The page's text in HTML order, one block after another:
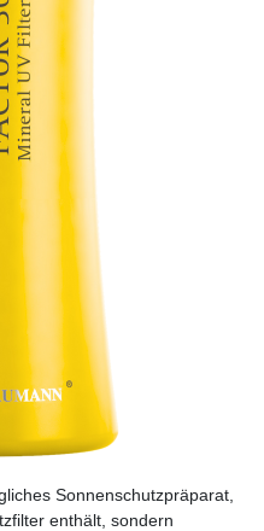
Sonnenschutzpräparat,
enthält, sondern